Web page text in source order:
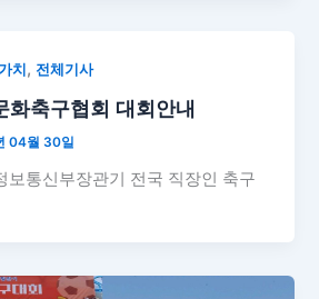
치 , 전체기사
화축구협회 대회안내
04월 30일
보통신부장관기 전국 직장인 축구